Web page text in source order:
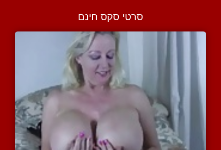
סרטי סקס חינם